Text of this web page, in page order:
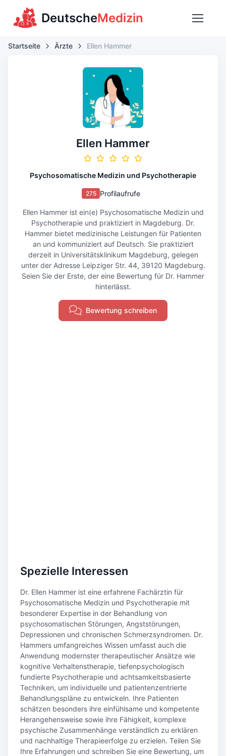
DeutscheMedizin
Startseite Ärzte Ellen Hammer
Ellen Hammer
Psychosomatische Medizin und Psychotherapie
275 Profilaufrufe
Ellen Hammer ist ein(e) Psychosomatische Medizin und
Psychotherapie und praktiziert in Magdeburg. Dr.
Hammer bietet medizinische Leistungen für Patienten
an und kommuniziert auf Deutsch. Sie praktiziert
derzeit in Universitätsklinikum Magdeburg, gelegen
unter der Adresse Leipziger Str. 44, 39120 Magdeburg.
Seien Sie der Erste, der eine Bewertung für Dr. Hammer
hinterlässt.
Bewertung schreiben
Spezielle Interessen
Dr. Ellen Hammer ist eine erfahrene Fachärztin für
Psychosomatische Medizin und Psychotherapie mit
besonderer Expertise in der Behandlung von
psychosomatischen Störungen, Angststörungen,
Depressionen und chronischen Schmerzsyndromen. Dr.
Hammers umfangreiches Wissen umfasst auch die
Anwendung modernster therapeutischer Ansätze wie
kognitive Verhaltenstherapie, tiefenpsychologisch
fundierte Psychotherapie und achtsamkeitsbasierte
Techniken, um individuelle und patientenzentrierte
Behandlungspläne zu entwickeln. Ihre Patienten
schätzen besonders ihre einfühlsame und kompetente
Herangehensweise sowie ihre Fähigkeit, komplexe
psychische Zusammenhänge verständlich zu erklären
und nachhaltige Therapieerfolge zu erzielen. Teilen Sie
Ihre Erfahrungen und schreiben Sie eine Bewertung, um